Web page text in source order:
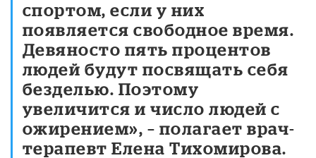
спортом, если у них
появляется свободное время.
Девяносто пять процентов
людей будут посвящать себя
безделью. Поэтому
увеличится и число людей с
ожирением», – полагает врач-
терапевт Елена Тихомирова.